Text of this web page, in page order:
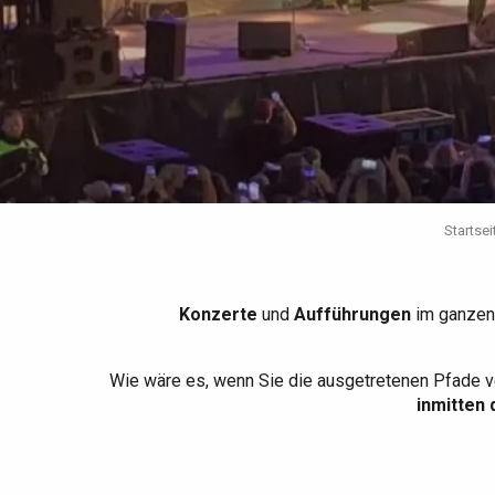
Die gesamte Agenda
Frühling
Wenn es regnet
Unter Freunden
Trendige Orte
Bester Brunch
Restaurants mit
Aufenthalte am Meer
Aufenthalte mit dem
Zug
Fahrradaufenthalte
Konzerte und Aufführungenim
Wie wäre es, wenn Sie die ausgetretenen Pfade
inmitten